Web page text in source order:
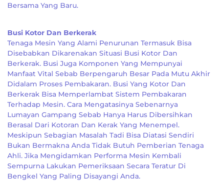
Bersama Yang Baru.
Busi Kotor Dan Berkerak
Tenaga Mesin Yang Alami Penurunan Termasuk Bisa
Disebabkan Dikarenakan Situasi Busi Kotor Dan
Berkerak. Busi Juga Komponen Yang Mempunyai
Manfaat Vital Sebab Berpengaruh Besar Pada Mutu Akhir
Didalam Proses Pembakaran. Busi Yang Kotor Dan
Berkerak Bisa Memperlambat Sistem Pembakaran
Terhadap Mesin. Cara Mengatasinya Sebenarnya
Lumayan Gampang Sebab Hanya Harus Dibersihkan
Berasal Dari Kotoran Dan Kerak Yang Menempel.
Meskipun Sebagian Masalah Tadi Bisa Diatasi Sendiri
Bukan Bermakna Anda Tidak Butuh Pemberian Tenaga
Ahli. Jika Mengidamkan Performa Mesin Kembali
Sempurna Lakukan Pemeriksaan Secara Teratur Di
Bengkel Yang Paling Disayangi Anda.